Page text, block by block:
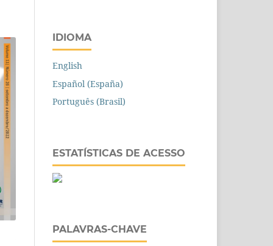
IDIOMA
English
Español (España)
Português (Brasil)
ESTATÍSTICAS DE ACESSO
PALAVRAS-CHAVE